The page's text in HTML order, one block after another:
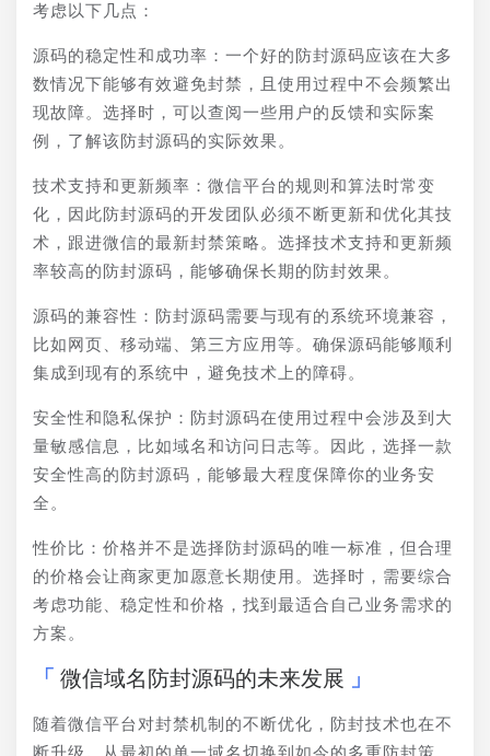
考虑以下几点：
源码的稳定性和成功率：一个好的防封源码应该在大多
数情况下能够有效避免封禁，且使用过程中不会频繁出
现故障。选择时，可以查阅一些用户的反馈和实际案
例，了解该防封源码的实际效果。
技术支持和更新频率：微信平台的规则和算法时常变
化，因此防封源码的开发团队必须不断更新和优化其技
术，跟进微信的最新封禁策略。选择技术支持和更新频
率较高的防封源码，能够确保长期的防封效果。
源码的兼容性：防封源码需要与现有的系统环境兼容，
比如网页、移动端、第三方应用等。确保源码能够顺利
集成到现有的系统中，避免技术上的障碍。
安全性和隐私保护：防封源码在使用过程中会涉及到大
量敏感信息，比如域名和访问日志等。因此，选择一款
安全性高的防封源码，能够最大程度保障你的业务安
全。
性价比：价格并不是选择防封源码的唯一标准，但合理
的价格会让商家更加愿意长期使用。选择时，需要综合
考虑功能、稳定性和价格，找到最适合自己业务需求的
方案。
微信域名防封源码的未来发展
随着微信平台对封禁机制的不断优化，防封技术也在不
断升级。从最初的单一域名切换到如今的多重防封策